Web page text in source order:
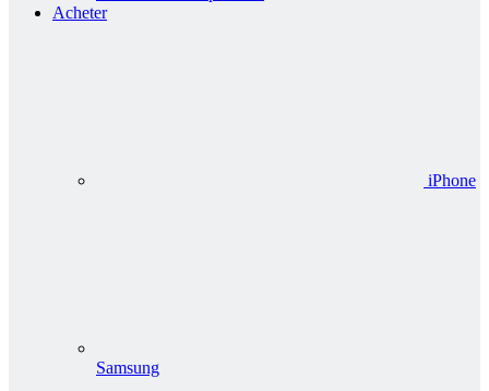
Acheter
iPhone
Samsung